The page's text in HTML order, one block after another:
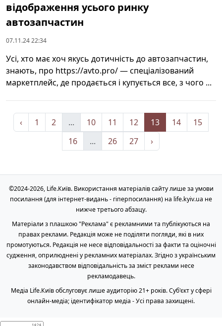
відображення усього ринку
автозапчастин
07.11.24 22:34
Усі, хто має хоч якусь дотичність до автозапчастин,
знають, про https://avto.pro/ — спеціалізований
маркетплейс, де продається і купується все, з чого ...
‹ 1 2 ... 10 11 12 13 14
15
16
... 26 27 ›
©2024-2026, Life.Київ. Використання матеріалів сайту лише за умови
посилання (для інтернет-видань - гіперпосилання) на life.kyiv.ua не
нижче третього абзацу.
Матеріали з плашкою "Реклама" є рекламними та публікуються на
правах реклами. Редакція може не поділяти погляди, які в них
промотуються. Редакція не несе відповідальності за факти та оціночні
судження, оприлюднені у рекламних матеріалах. Згідно з українським
законодавством відповідальність за зміст реклами несе
рекламодавець.
Медіа Life.Київ обслуговує лише аудиторію 21+ років. Cуб'єкт у сфері
онлайн-медіа; ідентифікатор медіа - Усі права захищені.